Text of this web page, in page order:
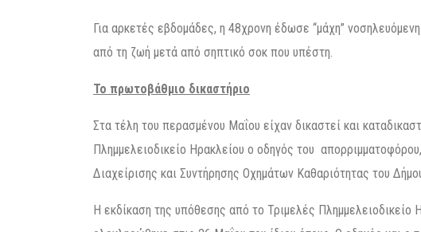
Για αρκετές εβδομάδες, η 48χρονη έδωσε “μάχη”
από τη ζωή μετά από σηπτικό σοκ που υπέστη.
Το πρωτοβάθμιο δικαστήριο
Στα τέλη του περασμένου Μαΐου είχαν δικαστεί και
Πλημμελειοδικείο Ηρακλείου ο οδηγός του
Διαχείρισης και Συντήρησης Οχημάτων Καθαριότητας του
Η εκδίκαση της υπόθεσης από το Τριμελές Πλημμελειοδικείο